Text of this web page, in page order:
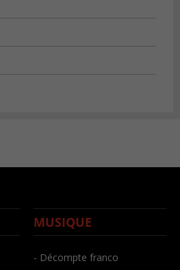
MUSIQUE
- Décompte franco